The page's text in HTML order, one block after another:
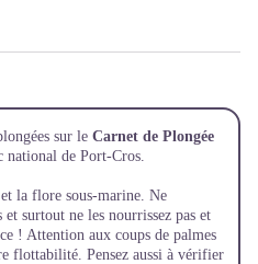
sur le Carnet de Plongée
national de Port-Cros.
la flore sous-marine. Ne
et surtout ne les nourrissez pas et
! Attention aux coups de palmes
flottabilité. Pensez aussi à vérifier